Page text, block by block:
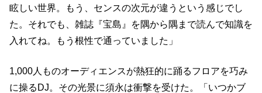
眩しい世界。もう、センスの次元が違うという感じでし
た。それでも、雑誌『宝島』を隅から隅まで読んで知識を
入れてね。もう根性で通っていました」
1,000人ものオーディエンスが熱狂的に踊るフロアを巧み
に操るDJ。その光景に須永は衝撃を受けた。「いつかブ